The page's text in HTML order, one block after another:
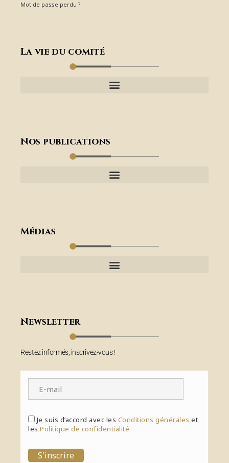
Mot de passe perdu ?
La vie du comité
Nos publications
Médias
Newsletter
Restez informés, inscrivez-vous !
Je suis d’accord avec les Conditions générales et
lesPolitique de confidentialité
S'inscrire